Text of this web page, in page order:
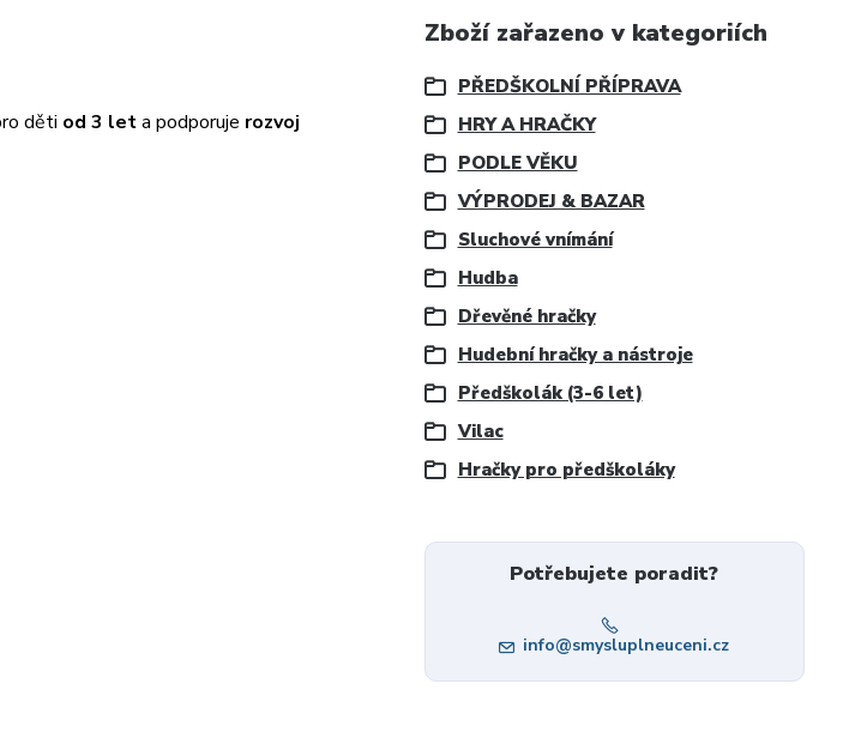
děti od 3 leta podporuje rozvoj
Zboží zařazeno v kategoriích
PŘEDŠKOLNÍ PŘÍPRAVA
HRY A HRAČKY
PODLE VĚKU
VÝPRODEJ & BAZAR
Sluchové vnímání
Hudba
Dřevěné hračky
Hudební hračky a nástroje
Předškolák (3-6 let)
Vilac
Hračky pro předškoláky
Potřebujete poradit?
info@smysluplneuceni.cz